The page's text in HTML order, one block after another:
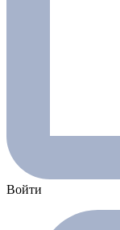
Войти